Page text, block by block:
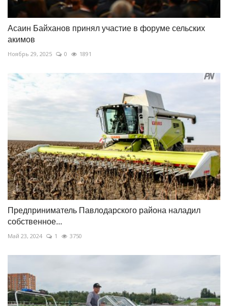
Асаин Байханов принял участие в форуме сельских
акимов
Ноябрь 29, 2025 0 1891
Предприниматель Павлодарского района наладил
собственное...
Май 23, 2024 1 3750